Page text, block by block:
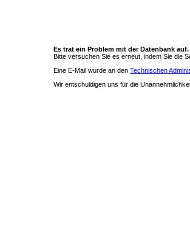
Es trat ein Problem mit der Datenbank auf.
Bitte versuchen Sie es erneut, indem Sie die
Eine E-Mail wurde an den Technischen
Wir entschuldigen uns für die